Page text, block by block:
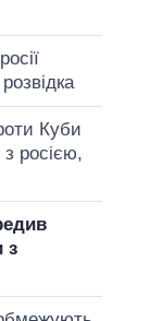
Куби
з росією,
з